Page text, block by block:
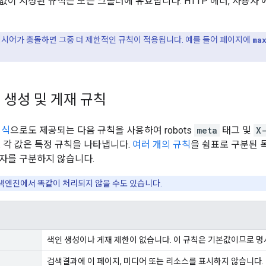
어가 충돌하면 그중 더 제한적인 규칙이 적용됩니다. 예를 들어 페이지에
성 및 게재 규칙
으로도 제공되는 다음 규칙을 사용하여 robots meta 태그 및
값은 특정 규칙을 나타냅니다. 여러 개의 규칙을 쉼표로 구분된
를 구분하지 않습니다.
엔진에서 똑같이 처리되지 않을 수도 있습니다.
색인 생성이나 게재 제한이 없습니다. 이 규칙은 기본값이므로
검색결과에 이 페이지, 미디어 또는 리소스를 표시하지 않습니